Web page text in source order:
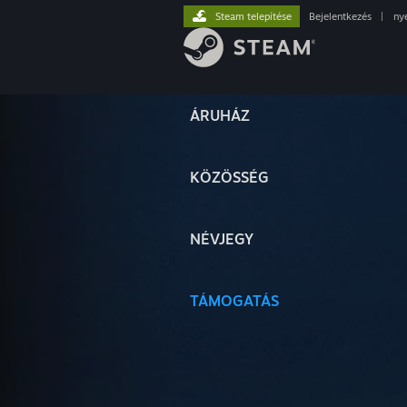
ÁRUHÁZ
KÖZÖSSÉG
NÉVJEGY
TÁMOGATÁS
Steam telepítése Bejelentkezés